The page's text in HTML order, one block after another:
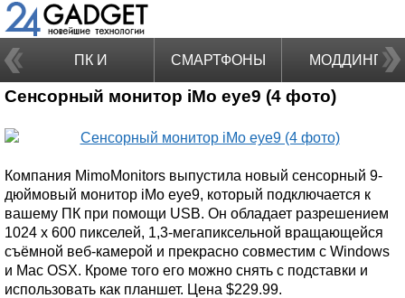
ПК И
НОУТБУКИ
СМАРТФОНЫ МОДДИНГ
Сенсорный монитор iMo eye9 (4 фото)
Компания MimoMonitors выпустила новый сенсорный 9-
дюймовый монитор iMo eye9, который подключается к
вашему ПК при помощи USB. Он обладает разрешением
1024 х 600 пикселей, 1,3-мегапиксельной вращающейся
съёмной веб-камерой и прекрасно совместим с Windows
и Mac OSX. Кроме того его можно снять с подставки и
использовать как планшет. Цена $229.99.